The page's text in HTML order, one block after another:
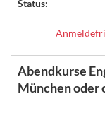
Status:
Abendkurse
München oder